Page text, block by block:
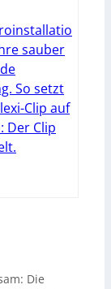
sauber
So setzt
Clip auf
Der Clip
Die